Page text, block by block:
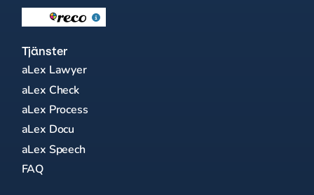
Tjänster
aLex Lawyer
aLex Check
aLex Process
aLex Docu
aLex Speech
FAQ